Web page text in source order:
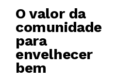
O valor da
comunidade
para
envelhecer
bem